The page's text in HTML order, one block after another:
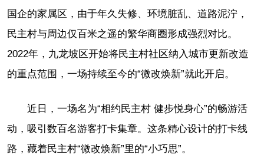
国企的家属区，由于年久失修、环境脏乱、道路泥泞，
民主村与周边仅百米之遥的繁华商圈形成强烈对比。
2022年，九龙坡区开始将民主村社区纳入城市更新改造
的重点范围，一场持续至今的“微改焕新”就此开启。
近日，一场名为“相约民主村 健步悦身心”的畅游活
动，吸引数百名游客打卡集章。这条精心设计的打卡线
路，藏着民主村“微改焕新”里的“小巧思”。